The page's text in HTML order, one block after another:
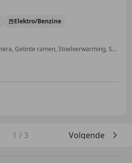
Elektro/Benzine
Alarm, Parkeerhulp met camera, Getinte ramen, Stoelverwarming, Startonderbreker, LED verlichting, Trekhaak, Lendensteun
1 / 3 Volgende